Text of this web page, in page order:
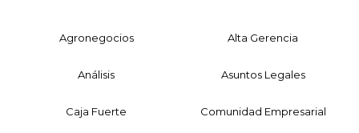
Agronegocios Alta Gerencia
Análisis Asuntos Legales
Caja Fuerte Comunidad Empresarial